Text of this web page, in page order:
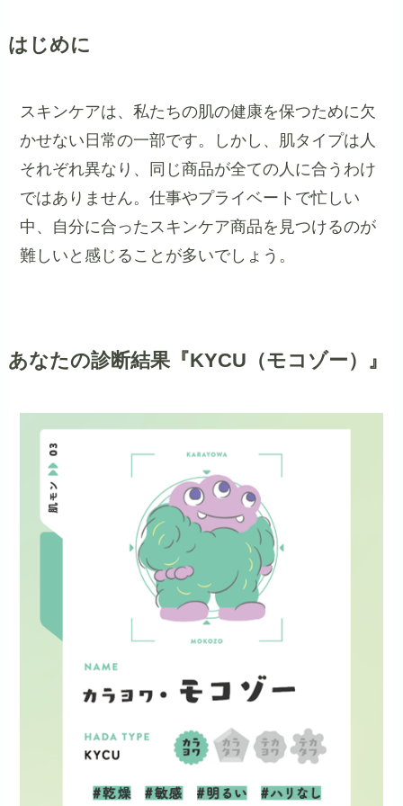
はじめに
スキンケアは、私たちの肌の健康を保つために欠
かせない日常の一部です。しかし、肌タイプは人
それぞれ異なり、同じ商品が全ての人に合うわけ
ではありません。仕事やプライベートで忙しい
中、自分に合ったスキンケア商品を見つけるのが
難しいと感じることが多いでしょう。
あなたの診断結果『KYCU（モコゾー）』